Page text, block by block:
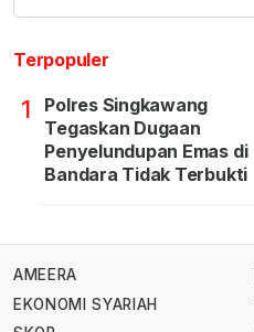
Terpopuler
1
Polres Singkawang
Tegaskan Dugaan
Penyelundupan Emas di
Bandara Tidak Terbukti
AMEERA
EKONOMI SYARIAH